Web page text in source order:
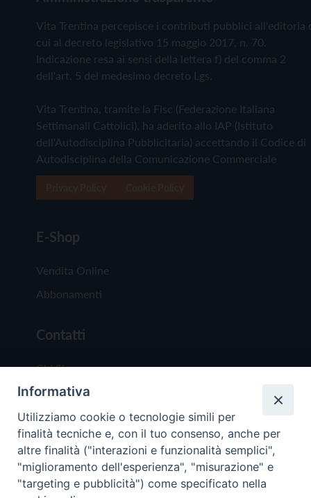
Vita Trentina percepisce i contributi pubblici all'editoria
cui al decreto legislativo 15 maggio 2017, n. 70.
Indicazione resa ai sensi della lettera f) del comma 2
dell'art. 5 del medesimo decreto Lgs.
Vita Trentina, tramite la Fisc (Federazione Italiana
Settimanali Cattolici), ha aderito allo IAP (Istituto
dell'Autodisciplina Pubblicitaria) accettando il Codice di
Autodisciplina della Comunicazione Commerciale
E-Shop
Vendita Online
Abbonamenti
Contatti
Chi Siamo
Redazione
Scrivici
Informativa
Utilizziamo cookie o tecnologie simili per
finalità tecniche e, con il tuo consenso, anche per
altre finalità ("interazioni e funzionalità semplici",
"miglioramento dell'esperienza", "misurazione" e
"targeting e pubblicità") come specificato nella